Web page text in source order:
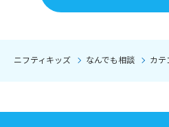
ニフティキッズ なんでも相談 カテ